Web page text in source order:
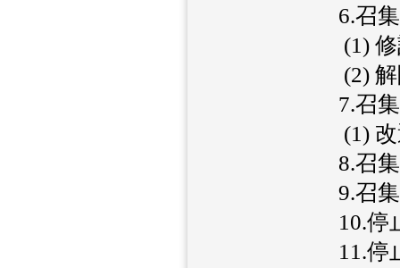
6.召
(1)
(2)
7.召
(1)
8.召
9.召
10.停
11.停